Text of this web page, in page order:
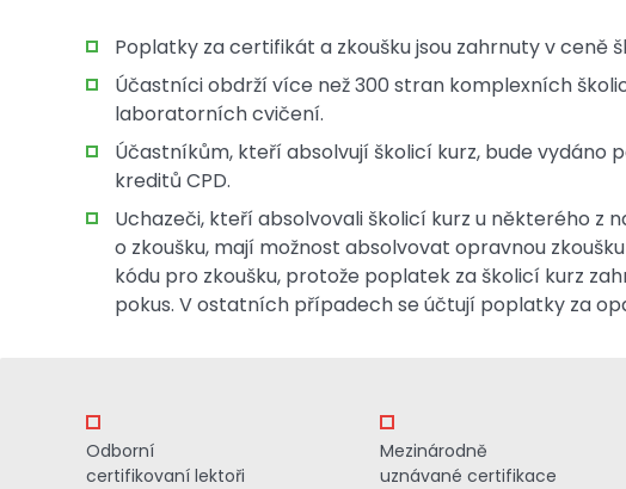
Poplatky za certifikát a zkoušku jsou zahrnuty v ceně
Účastníci obdrží více než 300 stran komplexních
laboratorních cvičení.
Účastníkům, kteří absolvují školicí kurz, bude vydáno
kreditů CPD.
Uchazeči, kteří absolvovali školicí kurz u některého z
o zkoušku, mají možnost absolvovat opravnou
kódu pro zkoušku, protože poplatek za školicí kurz
pokus. V ostatních případech se účtují poplatky za
Odborní
certifikovaní lektoři
Mezinárodně
uznávané certifikace